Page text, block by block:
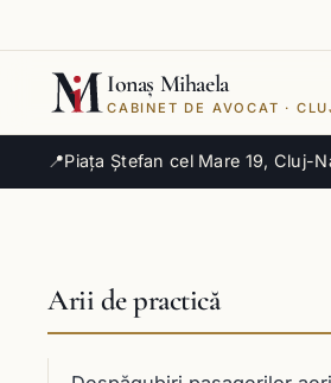
📍Piața Ștefan cel Mare 19, Cluj-
Ionaș Mihaela
CABINET DE AVOCAT ·
Arii de practică